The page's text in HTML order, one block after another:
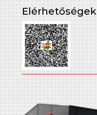
Elérhetőségek